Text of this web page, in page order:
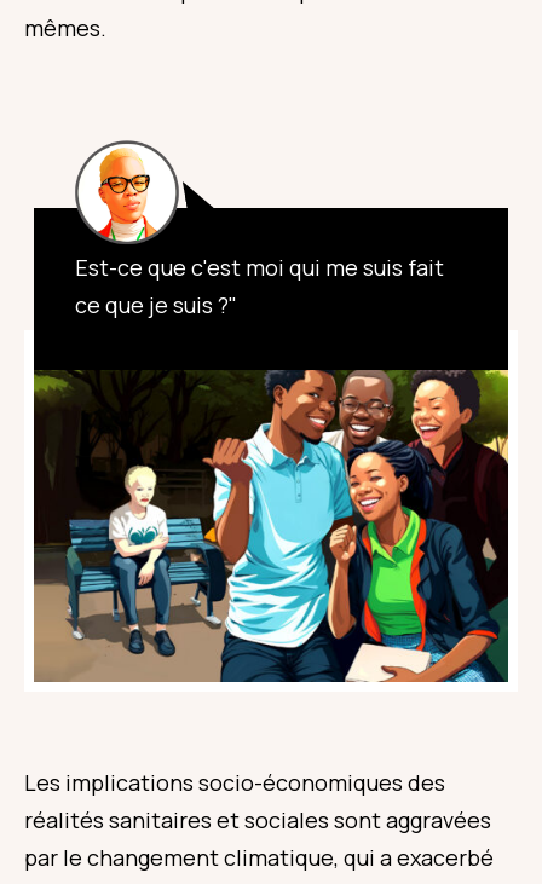
mêmes.
Est-ce que c'est moi qui me suis fait
ce que je suis ?"
Les implications socio-économiques des
réalités sanitaires et sociales sont aggravées
par le changement climatique, qui a exacerbé